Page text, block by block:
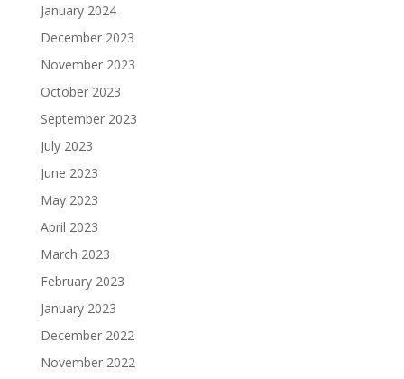
January 2024
December 2023
November 2023
October 2023
September 2023
July 2023
June 2023
May 2023
April 2023
March 2023
February 2023
January 2023
December 2022
November 2022